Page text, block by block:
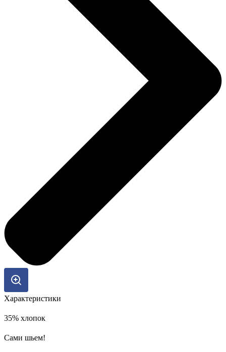
Характеристики
35% хлопок
Сами шьем!